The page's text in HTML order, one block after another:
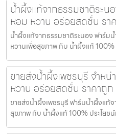
น้ำผึ้งแท้จากธรรมชาติระ
หอม หวาน อร่อยสดชื่น รา
น้ำผึ้งแท้จากธรรมชาติระนอง ฟาร์ม
หวานเพื่อสุขภาพ กับ น้ำผึ้งแท้
ขายส่งน้ำผึ้งเพชรบุรี จำห
หวาน อร่อยสดชื่น ราคาถูก
ขายส่งน้ำผึ้งเพชรบุรี ฟาร์มน้ำผึ้งแท้
สุขภาพ กับ น้ำผึ้งแท้ 100% ประโยช